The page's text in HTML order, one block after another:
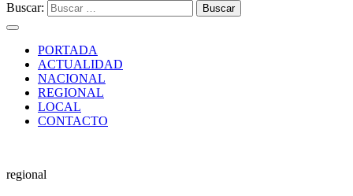
Buscar:
PORTADA
ACTUALIDAD
NACIONAL
REGIONAL
LOCAL
CONTACTO
regional